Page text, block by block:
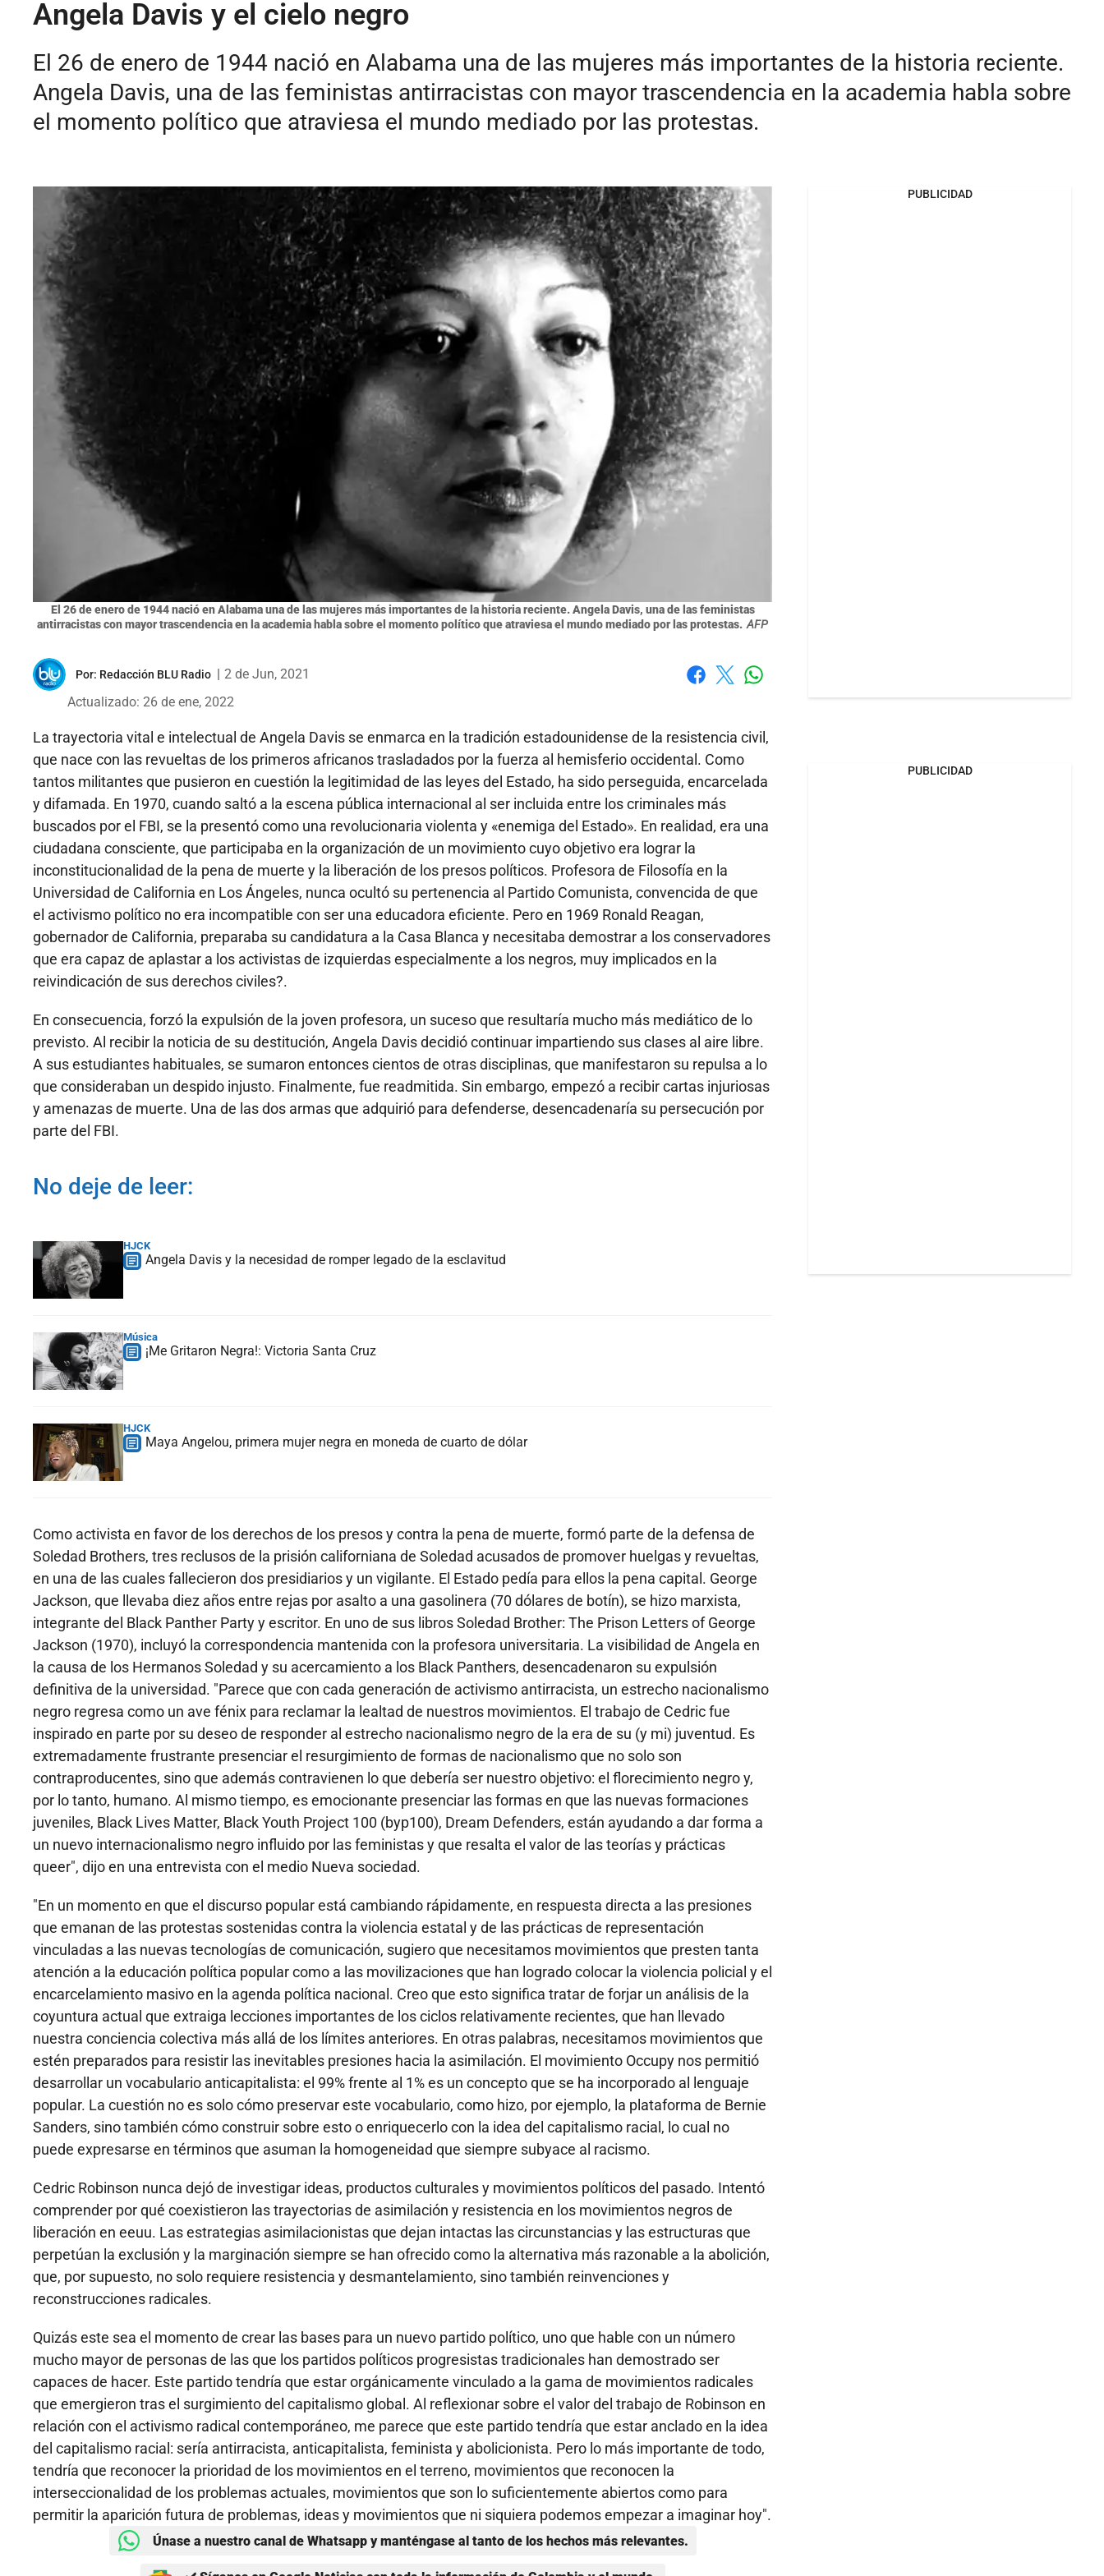
Angela Davis y el cielo negro
El 26 de enero de 1944 nació en Alabama una de las mujeres más importantes de la historia reciente.
Angela Davis, una de las feministas antirracistas con mayor trascendencia en la academia habla sobre
el momento político que atraviesa el mundo mediado por las protestas.
El 26 de enero de 1944 nació en Alabama una de las mujeres más importantes de la historia reciente. Angela Davis, una de las feministas
antirracistas con mayor trascendencia en la academia habla sobre el momento político que atraviesa el mundo mediado por las protestas. AFP
Por: Redacción BLU Radio
2 de Jun, 2021
Actualizado: 26 de ene, 2022
La trayectoria vital e intelectual de Angela Davis se enmarca en la tradición estadounidense de la resistencia civil,
que nace con las revueltas de los primeros africanos trasladados por la fuerza al hemisferio occidental. Como
tantos militantes que pusieron en cuestión la legitimidad de las leyes del Estado, ha sido perseguida, encarcelada
y difamada. En 1970, cuando saltó a la escena pública internacional al ser incluida entre los criminales más
buscados por el FBI, se la presentó como una revolucionaria violenta y «enemiga del Estado». En realidad, era una
ciudadana consciente, que participaba en la organización de un movimiento cuyo objetivo era lograr la
inconstitucionalidad de la pena de muerte y la liberación de los presos políticos. Profesora de Filosofía en la
Universidad de California en Los Ángeles, nunca ocultó su pertenencia al Partido Comunista, convencida de que
el activismo político no era incompatible con ser una educadora eficiente. Pero en 1969 Ronald Reagan,
gobernador de California, preparaba su candidatura a la Casa Blanca y necesitaba demostrar a los conservadores
que era capaz de aplastar a los activistas de izquierdas especialmente a los negros, muy implicados en la
reivindicación de sus derechos civiles?.
En consecuencia, forzó la expulsión de la joven profesora, un suceso que resultaría mucho más mediático de lo
previsto. Al recibir la noticia de su destitución, Angela Davis decidió continuar impartiendo sus clases al aire libre.
A sus estudiantes habituales, se sumaron entonces cientos de otras disciplinas, que manifestaron su repulsa a lo
que consideraban un despido injusto. Finalmente, fue readmitida. Sin embargo, empezó a recibir cartas injuriosas
y amenazas de muerte. Una de las dos armas que adquirió para defenderse, desencadenaría su persecución por
parte del FBI.
No deje de leer:
HJCK
Angela Davis y la necesidad de romper legado de la esclavitud
Música
¡Me Gritaron Negra!: Victoria Santa Cruz
HJCK
Maya Angelou, primera mujer negra en moneda de cuarto de dólar
Como activista en favor de los derechos de los presos y contra la pena de muerte, formó parte de la defensa de
Soledad Brothers, tres reclusos de la prisión californiana de Soledad acusados de promover huelgas y revueltas,
en una de las cuales fallecieron dos presidiarios y un vigilante. El Estado pedía para ellos la pena capital. George
Jackson, que llevaba diez años entre rejas por asalto a una gasolinera (70 dólares de botín), se hizo marxista,
integrante del Black Panther Party y escritor. En uno de sus libros Soledad Brother: The Prison Letters of George
Jackson (1970), incluyó la correspondencia mantenida con la profesora universitaria. La visibilidad de Angela en
la causa de los Hermanos Soledad y su acercamiento a los Black Panthers, desencadenaron su expulsión
definitiva de la universidad. "Parece que con cada generación de activismo antirracista, un estrecho nacionalismo
negro regresa como un ave fénix para reclamar la lealtad de nuestros movimientos. El trabajo de Cedric fue
inspirado en parte por su deseo de responder al estrecho nacionalismo negro de la era de su (y mi) juventud. Es
extremadamente frustrante presenciar el resurgimiento de formas de nacionalismo que no solo son
contraproducentes, sino que además contravienen lo que debería ser nuestro objetivo: el florecimiento negro y,
por lo tanto, humano. Al mismo tiempo, es emocionante presenciar las formas en que las nuevas formaciones
juveniles, Black Lives Matter, Black Youth Project 100 (byp100), Dream Defenders, están ayudando a dar forma a
un nuevo internacionalismo negro influido por las feministas y que resalta el valor de las teorías y prácticas
queer", dijo en una entrevista con el medio Nueva sociedad.
"En un momento en que el discurso popular está cambiando rápidamente, en respuesta directa a las presiones
que emanan de las protestas sostenidas contra la violencia estatal y de las prácticas de representación
vinculadas a las nuevas tecnologías de comunicación, sugiero que necesitamos movimientos que presten tanta
atención a la educación política popular como a las movilizaciones que han logrado colocar la violencia policial y el
encarcelamiento masivo en la agenda política nacional. Creo que esto significa tratar de forjar un análisis de la
coyuntura actual que extraiga lecciones importantes de los ciclos relativamente recientes, que han llevado
nuestra conciencia colectiva más allá de los límites anteriores. En otras palabras, necesitamos movimientos que
estén preparados para resistir las inevitables presiones hacia la asimilación. El movimiento Occupy nos permitió
desarrollar un vocabulario anticapitalista: el 99% frente al 1% es un concepto que se ha incorporado al lenguaje
popular. La cuestión no es solo cómo preservar este vocabulario, como hizo, por ejemplo, la plataforma de Bernie
Sanders, sino también cómo construir sobre esto o enriquecerlo con la idea del capitalismo racial, lo cual no
puede expresarse en términos que asuman la homogeneidad que siempre subyace al racismo.
Cedric Robinson nunca dejó de investigar ideas, productos culturales y movimientos políticos del pasado. Intentó
comprender por qué coexistieron las trayectorias de asimilación y resistencia en los movimientos negros de
liberación en eeuu. Las estrategias asimilacionistas que dejan intactas las circunstancias y las estructuras que
perpetúan la exclusión y la marginación siempre se han ofrecido como la alternativa más razonable a la abolición,
que, por supuesto, no solo requiere resistencia y desmantelamiento, sino también reinvenciones y
reconstrucciones radicales.
Quizás este sea el momento de crear las bases para un nuevo partido político, uno que hable con un número
mucho mayor de personas de las que los partidos políticos progresistas tradicionales han demostrado ser
capaces de hacer. Este partido tendría que estar orgánicamente vinculado a la gama de movimientos radicales
que emergieron tras el surgimiento del capitalismo global. Al reflexionar sobre el valor del trabajo de Robinson en
relación con el activismo radical contemporáneo, me parece que este partido tendría que estar anclado en la idea
del capitalismo racial: sería antirracista, anticapitalista, feminista y abolicionista. Pero lo más importante de todo,
tendría que reconocer la prioridad de los movimientos en el terreno, movimientos que reconocen la
interseccionalidad de los problemas actuales, movimientos que son lo suficientemente abiertos como para
permitir la aparición futura de problemas, ideas y movimientos que ni siquiera podemos empezar a imaginar hoy".
Únase a nuestro canal de Whatsapp y manténgase al tanto de los hechos más relevantes.
PUBLICIDAD
PUBLICIDAD